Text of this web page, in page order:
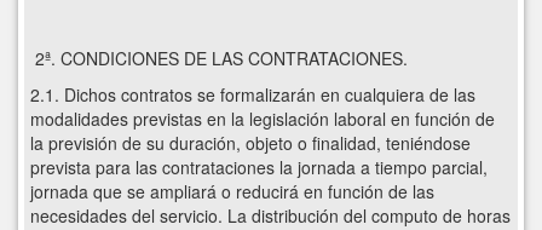
2ª. CONDICIONES DE LAS CONTRATACIONES.
2.1. Dichos contratos se formalizarán en cualquiera de las
modalidades previstas en la legislación laboral en función de
la previsión de su duración, objeto o finalidad, teniéndose
prevista para las contrataciones la jornada a tiempo parcial,
jornada que se ampliará o reducirá en función de las
necesidades del servicio. La distribución del computo de horas